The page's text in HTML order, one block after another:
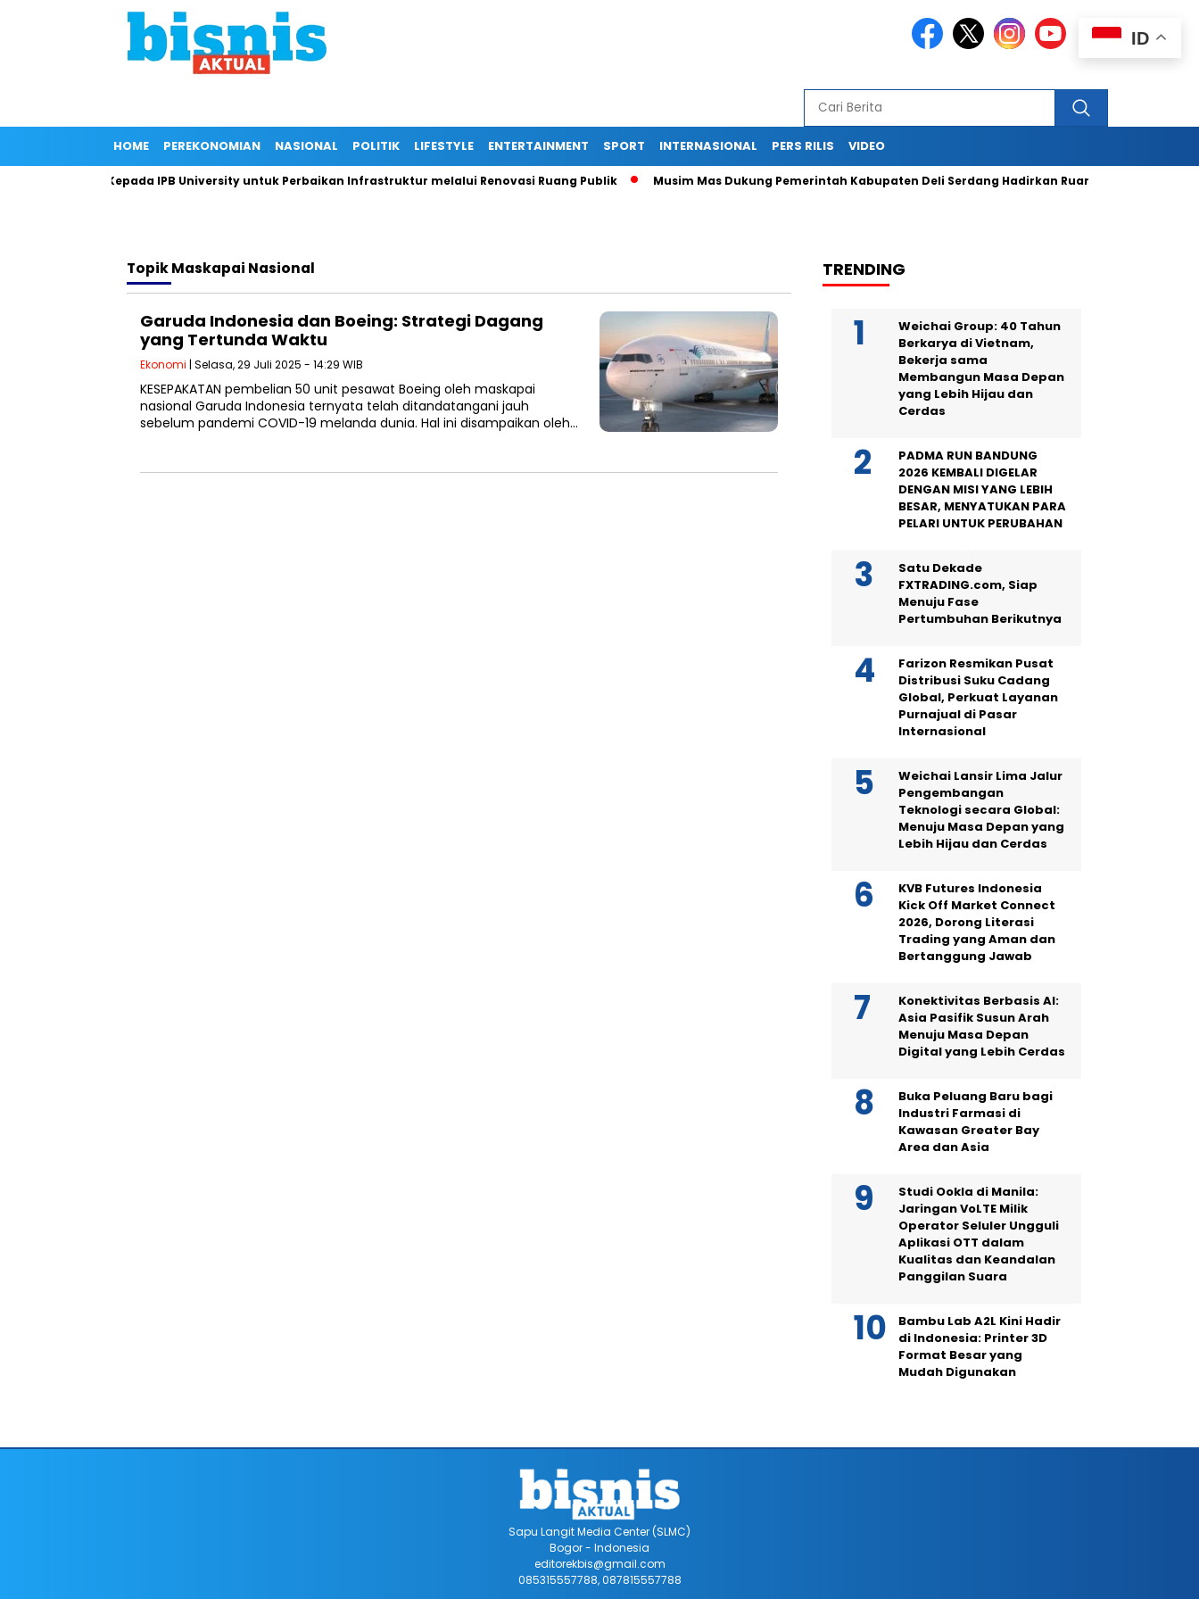
HOME PEREKONOMIAN NASIONAL POLITIK LIFESTYLE ENTERTAINMENT SPORT INTERNASIONAL PERS RILIS VIDEO
Dukungan Kepada IPB University untuk Perbaikan Infrastruktur melalui Renovasi Ruang Publik Musim Mas Dukung Pemerintah Kabupaten Deli Serdang Hadirkan Ruang Publik Bersama
TopikMaskapai Nasional
Garuda Indonesia dan Boeing: Strategi Dagang
yang Tertunda Waktu
Ekonomi | Selasa, 29 Juli 2025 - 14:29 WIB
KESEPAKATAN pembelian 50 unit pesawat Boeing oleh maskapai
nasional Garuda Indonesia ternyata telah ditandatangani jauh
sebelum pandemi COVID-19 melanda dunia. Hal ini disampaikan oleh…
TRENDING
Weichai Group: 40 Tahun
Berkarya di Vietnam,
Bekerja sama
Membangun Masa Depan
yang Lebih Hijau dan
Cerdas
PADMA RUN BANDUNG
2026 KEMBALI DIGELAR
DENGAN MISI YANG LEBIH
BESAR, MENYATUKAN PARA
PELARI UNTUK PERUBAHAN
Satu Dekade
FXTRADING.com, Siap
Menuju Fase
Pertumbuhan Berikutnya
Farizon Resmikan Pusat
Distribusi Suku Cadang
Global, Perkuat Layanan
Purnajual di Pasar
Internasional
Weichai Lansir Lima Jalur
Pengembangan
Teknologi secara Global:
Menuju Masa Depan yang
Lebih Hijau dan Cerdas
KVB Futures Indonesia
Kick Off Market Connect
2026, Dorong Literasi
Trading yang Aman dan
Bertanggung Jawab
Konektivitas Berbasis AI:
Asia Pasifik Susun Arah
Menuju Masa Depan
Digital yang Lebih Cerdas
Buka Peluang Baru bagi
Industri Farmasi di
Kawasan Greater Bay
Area dan Asia
Studi Ookla di Manila:
Jaringan VoLTE Milik
Operator Seluler Ungguli
Aplikasi OTT dalam
Kualitas dan Keandalan
Panggilan Suara
Bambu Lab A2L Kini Hadir
di Indonesia: Printer 3D
Format Besar yang
Mudah Digunakan
ID
Sapu Langit Media Center (SLMC)
Bogor - Indonesia
editorekbis@gmail.com
085315557788, 087815557788